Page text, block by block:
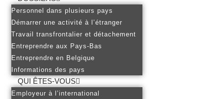
Personnel dans plusieurs pays
Démarrer une activité à l’étranger
Travail transfrontalier et détachement
Entreprendre aux Pays-Bas
Entreprendre en Belgique
Informations des pays
QUI ÊTES-VOUS
Employeur à l’international